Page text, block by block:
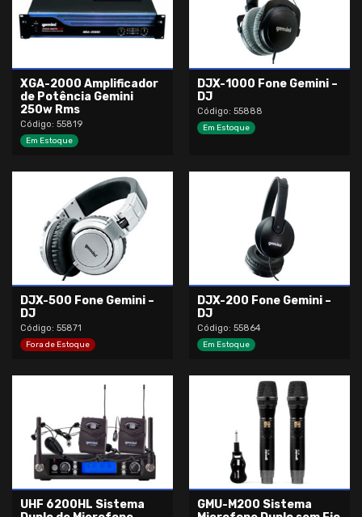
XGA-2000 Amplificador
de Potência Gemini
250w Rms
Código: 55819
Em Estoque
DJX-1000 Fone Gemini –
DJ
Código: 55888
Em Estoque
DJX-500 Fone Gemini –
DJ
Código: 55871
Fora de Estoque
DJX-200 Fone Gemini –
DJ
Código: 55864
Em Estoque
UHF 6200HL Sistema
GMU-M200 Sistema